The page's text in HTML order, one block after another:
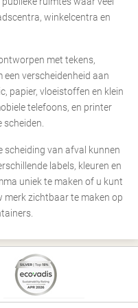
winkelcentra en
met tekens,
een verscheidenheid aan
papier, vloeistoffen en klein
telefoons, en printer
scheiding van afval kunnen
labels, kleuren en
uniek te maken of u kunt
merk zichtbaar te maken op